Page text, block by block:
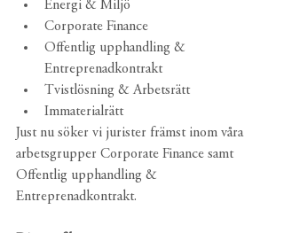
Energi & Miljö
Corporate Finance
Offentlig upphandling &
Entreprenadkontrakt
Tvistlösning & Arbetsrätt
Immaterialrätt
Just nu söker vi jurister främst inom våra
arbetsgrupper Corporate Finance samt
Offentlig upphandling &
Entreprenadkontrakt.